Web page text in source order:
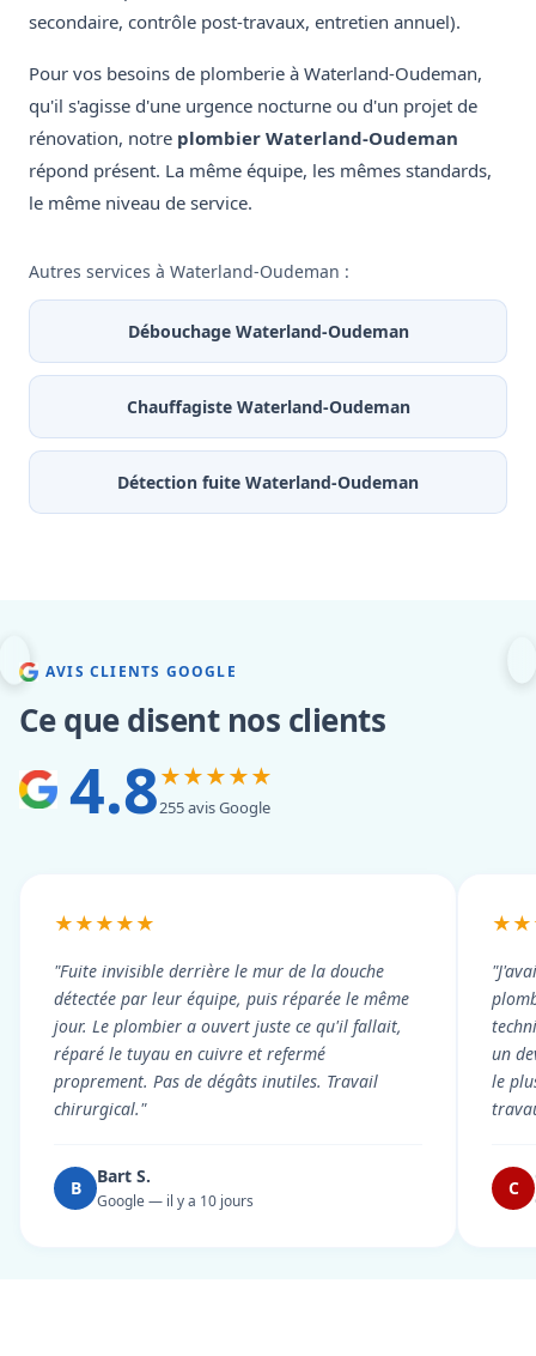
secondaire, contrôle post-travaux, entretien annuel).
Pour vos besoins de plomberie à Waterland-Oudeman,
qu'il s'agisse d'une urgence nocturne ou d'un projet de
rénovation, notre plombier Waterland-Oudeman
répond présent. La même équipe, les mêmes standards,
le même niveau de service.
Autres services à Waterland-Oudeman :
Débouchage Waterland-Oudeman
Chauffagiste Waterland-Oudeman
Détection fuite Waterland-Oudeman
AVIS CLIENTS GOOGLE
Ce que disent nos clients
4.8★★★★★
255 avis Google
★★★★★
"Fuite invisible derrière le mur de la douche
détectée par leur équipe, puis réparée le même
jour. Le plombier a ouvert juste ce qu'il fallait,
réparé le tuyau en cuivre et refermé
proprement. Pas de dégâts inutiles. Travail
chirurgical."
B
Bart S.
Google — il y a 10 jours
un
le
C